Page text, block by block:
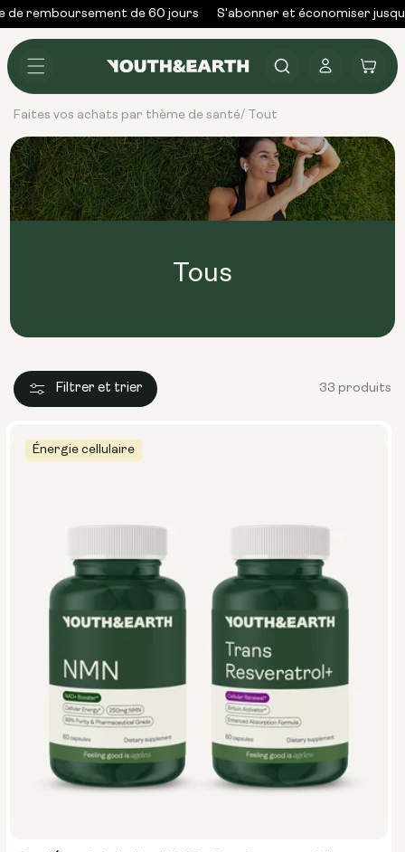
Skip to
content
remboursement de 60 jours S'abonner et économiser
connecter
Panier
Faites vos achats par thème de santé/ Tout
Tous
Filtrer et trier 33 produits
Énergie cellulaire